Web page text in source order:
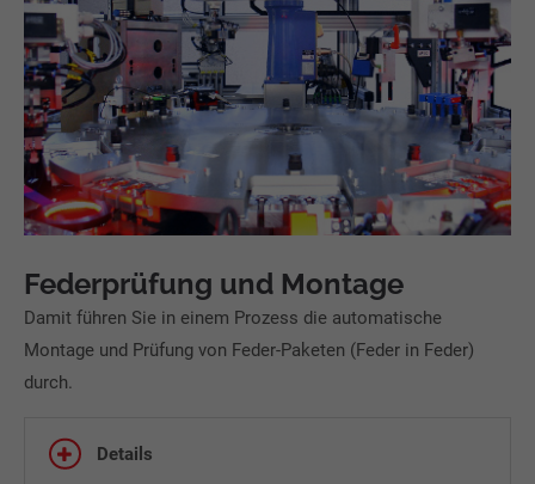
Federprüfung und Montage
Damit führen Sie in einem Prozess die automatische
Montage und Prüfung von Feder-Paketen (Feder in Feder)
durch.
Details